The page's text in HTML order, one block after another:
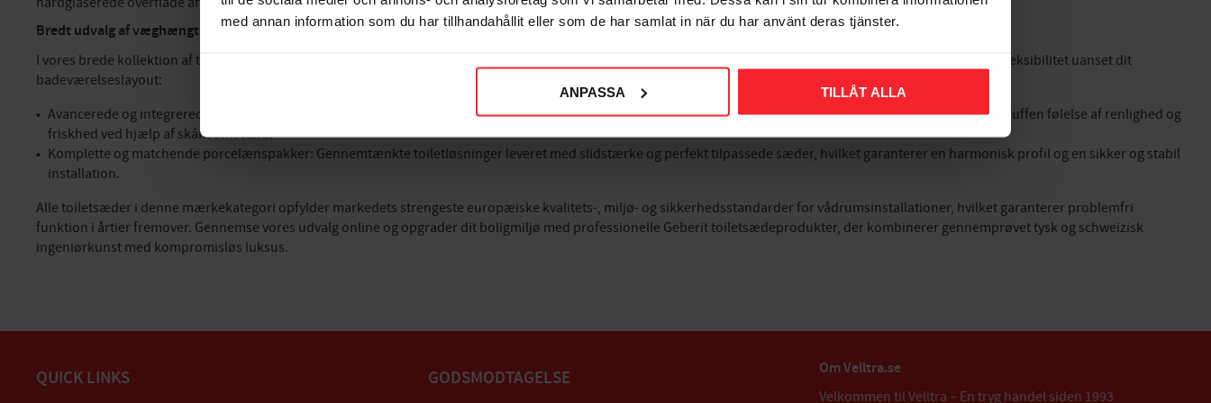
med annan information som du har tillhandahållit eller som de har samlat in när du har använt deras tjänster.
ANPASSA TILLÅT ALLA
Bredt udvalg af væghængte toiletter og intelligente vådrumssystemer
I vores brede kollektion af toiletter, bidet og urinaler tilbyder vi alsidige Geberit porcelænsløsninger, designet til problemfri, professionelle installationer og stor fleksibilitet uanset dit
badeværelseslayout:
Avancerede og integrerede hygiejnesystemer: Serien tilbyder højteknologiske løsninger med indbyggede rengørings- og velværefunktioner, der giver en uovertruffen følelse af renlighed og
friskhed ved hjælp af skånsomt vand.
Komplette og matchende porcelænspakker: Gennemtænkte toiletløsninger leveret med slidstærke og perfekt tilpassede sæder, hvilket garanterer en harmonisk profil og en sikker og stabil
installation.
Alle toiletsæder i denne mærkekategori opfylder markedets strengeste europæiske kvalitets-, miljø- og sikkerhedsstandarder for vådrumsinstallationer, hvilket garanterer problemfri
funktion i årtier fremover. Gennemse vores udvalg online og opgrader dit boligmiljø med professionelle Geberit toiletsædeprodukter, der kombinerer gennemprøvet tysk og schweizisk
ingeniørkunst med kompromisløs luksus.
QUICK LINKS GODSMODTAGELSE Om Velltra.se
Velkommen til Velltra – En tryg handel siden 1993